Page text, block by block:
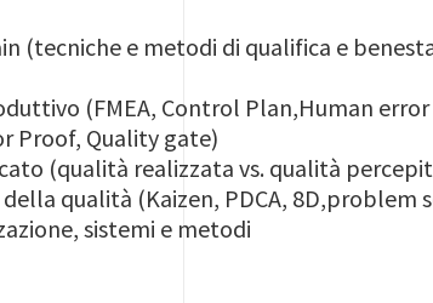
(tecniche e metodi di qualifica e
(FMEA, Control Plan,Human error
Proof, Quality gate)
(qualità realizzata vs. qualità
qualità (Kaizen, PDCA, 8D,problem
sistemi e metodi